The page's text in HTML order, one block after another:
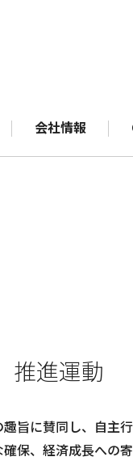
会社情報
推進運動
旨に賛同し、自主行
保、経済成長への